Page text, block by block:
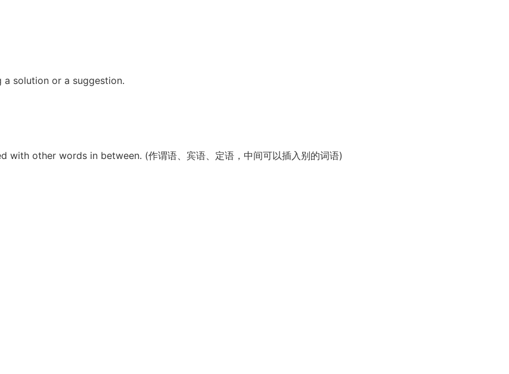
solution or a suggestion.
other words in between. (作谓语、宾语、定语，中间可以插入别的词语)